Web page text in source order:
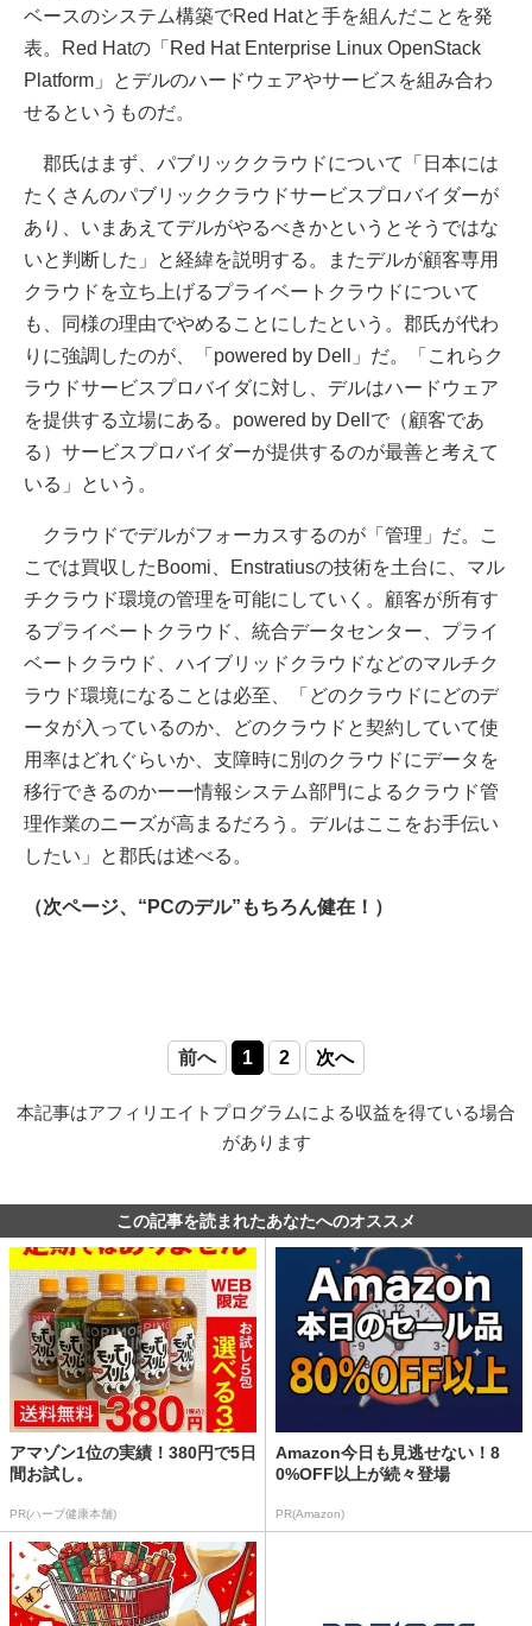
ベースのシステム構築でRed Hatと手を組んだことを発
表。Red Hatの「Red Hat Enterprise Linux OpenStack
Platform」とデルのハードウェアやサービスを組み合わ
せるというものだ。
郡氏はまず、パブリッククラウドについて「日本には
たくさんのパブリッククラウドサービスプロバイダーが
あり、いまあえてデルがやるべきかというとそうではな
いと判断した」と経緯を説明する。またデルが顧客専用
クラウドを立ち上げるプライベートクラウドについて
も、同様の理由でやめることにしたという。郡氏が代わ
りに強調したのが、「powered by Dell」だ。「これらク
ラウドサービスプロバイダに対し、デルはハードウェア
を提供する立場にある。powered by Dellで（顧客であ
る）サービスプロバイダーが提供するのが最善と考えて
いる」という。
クラウドでデルがフォーカスするのが「管理」だ。こ
こでは買収したBoomi、Enstratiusの技術を土台に、マル
チクラウド環境の管理を可能にしていく。顧客が所有す
るプライベートクラウド、統合データセンター、プライ
ベートクラウド、ハイブリッドクラウドなどのマルチク
ラウド環境になることは必至、「どのクラウドにどのデ
ータが入っているのか、どのクラウドと契約していて使
用率はどれぐらいか、支障時に別のクラウドにデータを
移行できるのかーー情報システム部門によるクラウド管
理作業のニーズが高まるだろう。デルはここをお手伝い
したい」と郡氏は述べる。
（次ページ、“PCのデル”もちろん健在！）
前へ 1 2 次へ
本記事はアフィリエイトプログラムによる収益を得ている場合
があります
この記事を読まれたあなたへのオススメ
アマゾン1位の実績！380円で5日
間お試し。
PR(ハーブ健康本舗)
Amazon今日も見逃せない！8
0%OFF以上が続々登場
PR(Amazon)